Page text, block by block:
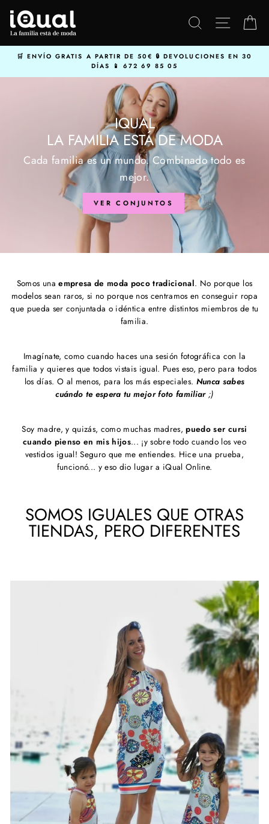
directamente
contenido
BUSCAR
ENVÍO GRATIS A PARTIR DE 50€
DEVOLUCIONES EN 30
DÍAS
672 69 85 05
IQUAL
LA FAMILIA ESTÁ DE MODA
Cada familia es un mundo. Combinado todo es
mejor.
VER CONJUNTOS
Somos unaempresa de moda poco tradicional. No porque los
modelos sean raros, si no porque nos centramos en conseguir ropa
que pueda ser conjuntada o idéntica entre distintos miembros de tu
familia.
Imagínate, como cuando haces una sesión fotográfica con la
familia y quieres que todos vistais igual. Pues eso, pero para todos
los días. O al menos, para los más especiales. Nunca sabes
cuándo te espera tu mejor foto familiar;)
Soy madre, y quizás, como muchas madres,puedo ser cursi
cuando pienso en mis hijos... ¡y sobre todo cuando los veo
vestidos igual! Seguro que me entiendes. Hice una prueba,
funcionó... y eso dio lugar a iQual Online.
SOMOS IGUALES QUE OTRAS
TIENDAS, PERO DIFERENTES